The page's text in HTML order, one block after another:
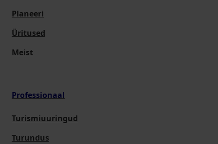
Planeeri
Üritused
Meist
Professionaal
Turismiuuringud
Turundus